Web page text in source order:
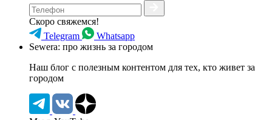
Скоро свяжемся!
Telegram
Whatsapp
Sewera: про жизнь за городом
Наш блог c полезным контентом для тех, кто живет за
городом